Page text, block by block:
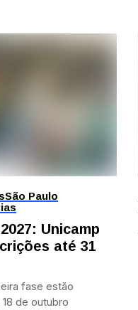
São Paulo
Unicamp
até 31
fase estão
de outubro